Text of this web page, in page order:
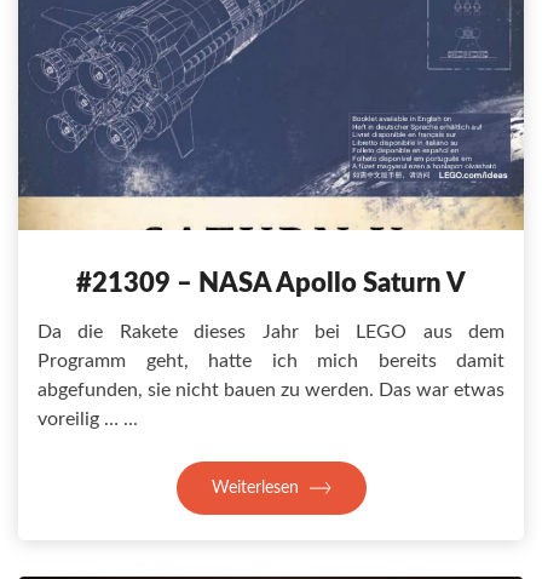
#21309 – NASA Apollo Saturn V
Da die Rakete dieses Jahr bei LEGO aus dem
Programm geht, hatte ich mich bereits damit
abgefunden, sie nicht bauen zu werden. Das war etwas
voreilig …
Weiterlesen